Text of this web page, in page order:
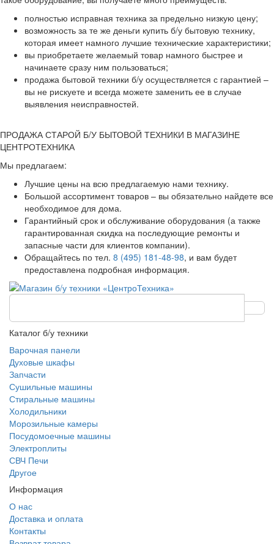
полностью исправная техника за предельно низкую цену;
возможность за те же деньги купить б/у бытовую технику,
которая имеет намного лучшие технические характеристики;
вы приобретаете желаемый товар намного быстрее и
начинаете сразу ним пользоваться;
продажа бытовой техники б/у осуществляется с гарантией –
вы не рискуете и всегда можете заменить ее в случае
выявления неисправностей.
ПРОДАЖА СТАРОЙ Б/У БЫТОВОЙ ТЕХНИКИ В МАГАЗИНЕ
ЦЕНТРОТЕХНИКА
Мы предлагаем:
Лучшие цены на всю предлагаемую нами технику.
Большой ассортимент товаров – вы обязательно найдете все
необходимое для дома.
Гарантийный срок и обслуживание оборудования (а также
гарантированная скидка на последующие ремонты и
запасные части для клиентов компании).
Обращайтесь по тел. 8 (495) 181-48-98, и вам будет
предоставлена подробная информация.
Каталог б/у техники
Варочная панели
Духовые шкафы
Запчасти
Сушильные машины
Стиральные машины
Холодильники
Морозильные камеры
Посудомоечные машины
Электроплиты
СВЧ Печи
Другое
Информация
О нас
Доставка и оплата
Контакты